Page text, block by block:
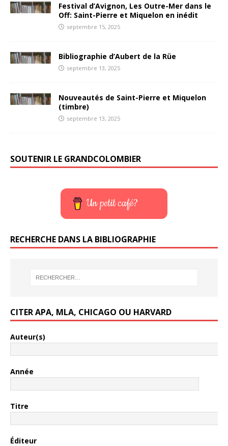
Festival d’Avignon, Les Outre-Mer dans le
Off: Saint-Pierre et Miquelon en inédit
septembre 15, 2025
Bibliographie d’Aubert de la Rüe
septembre 13, 2025
Nouveautés de Saint-Pierre et Miquelon
(timbre)
septembre 13, 2025
SOUTENIR LE GRANDCOLOMBIER
Un petit café?
RECHERCHE DANS LA BIBLIOGRAPHIE
CITER APA, MLA, CHICAGO OU HARVARD
Auteur(s)
Année
Titre
Éditeur